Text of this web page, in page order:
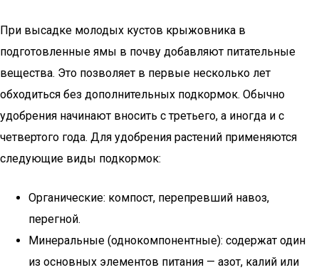
При высадке молодых кустов крыжовника в
подготовленные ямы в почву добавляют питательные
вещества. Это позволяет в первые несколько лет
обходиться без дополнительных подкормок. Обычно
удобрения начинают вносить с третьего, а иногда и с
четвертого года. Для удобрения растений применяются
следующие виды подкормок:
Органические: компост, перепревший навоз,
перегной.
Минеральные (однокомпонентные): содержат один
из основных элементов питания — азот, калий или